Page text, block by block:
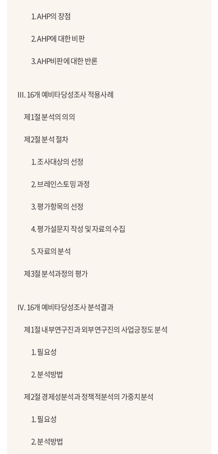
1. AHP의 장점
2. AHP에 대한 비판
3. AHP비판에 대한 반론
Ⅲ. 16개 예비타당성조사 적용사례
제1절 분석의 의의
제2절 분석 절차
1. 조사대상의 선정
2. 브레인스토밍 과정
3. 평가항목의 선정
4. 평가설문지 작성 및 자료의 수집
5. 자료의 분석
제3절 분석과정의 평가
Ⅳ. 16개 예비타당성조사 분석결과
제1절 내부연구진과 외부연구진의 사업긍정도 분석
1. 필요성
2. 분석방법
제2절 경제성분석과 정책적분석의 가중치분석
1. 필요성
2. 분석방법